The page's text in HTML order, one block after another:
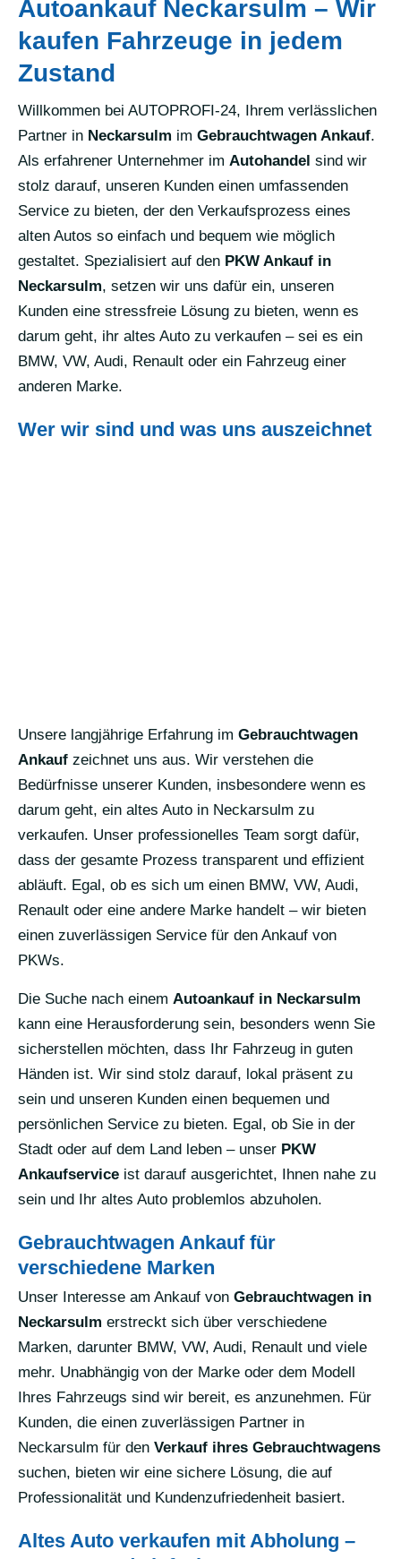
Autoankauf Neckarsulm – Wir
kaufen Fahrzeuge in jedem
Zustand
Willkommen bei AUTOPROFI-24, Ihrem verlässlichen
Partner in Neckarsulm im Gebrauchtwagen Ankauf.
Als erfahrener Unternehmer im Autohandel sind wir
stolz darauf, unseren Kunden einen umfassenden
Service zu bieten, der den Verkaufsprozess eines
alten Autos so einfach und bequem wie möglich
gestaltet. Spezialisiert auf den PKW Ankauf in
Neckarsulm, setzen wir uns dafür ein, unseren
Kunden eine stressfreie Lösung zu bieten, wenn es
darum geht, ihr altes Auto zu verkaufen – sei es ein
BMW, VW, Audi, Renault oder ein Fahrzeug einer
anderen Marke.
Wer wir sind und was uns auszeichnet
Unsere langjährige Erfahrung im Gebrauchtwagen
Ankauf zeichnet uns aus. Wir verstehen die
Bedürfnisse unserer Kunden, insbesondere wenn es
darum geht, ein altes Auto in Neckarsulm zu
verkaufen. Unser professionelles Team sorgt dafür,
dass der gesamte Prozess transparent und effizient
abläuft. Egal, ob es sich um einen BMW, VW, Audi,
Renault oder eine andere Marke handelt – wir bieten
einen zuverlässigen Service für den Ankauf von
PKWs.
Die Suche nach einem Autoankauf in Neckarsulm
kann eine Herausforderung sein, besonders wenn Sie
sicherstellen möchten, dass Ihr Fahrzeug in guten
Händen ist. Wir sind stolz darauf, lokal präsent zu
sein und unseren Kunden einen bequemen und
persönlichen Service zu bieten. Egal, ob Sie in der
Stadt oder auf dem Land leben – unser PKW
Ankaufservice ist darauf ausgerichtet, Ihnen nahe zu
sein und Ihr altes Auto problemlos abzuholen.
Gebrauchtwagen Ankauf für
verschiedene Marken
Unser Interesse am Ankauf von Gebrauchtwagen in
Neckarsulm erstreckt sich über verschiedene
Marken, darunter BMW, VW, Audi, Renault und viele
mehr. Unabhängig von der Marke oder dem Modell
Ihres Fahrzeugs sind wir bereit, es anzunehmen. Für
Kunden, die einen zuverlässigen Partner in
Neckarsulm für den Verkauf ihres Gebrauchtwagens
suchen, bieten wir eine sichere Lösung, die auf
Professionalität und Kundenzufriedenheit basiert.
Altes Auto verkaufen mit Abholung –